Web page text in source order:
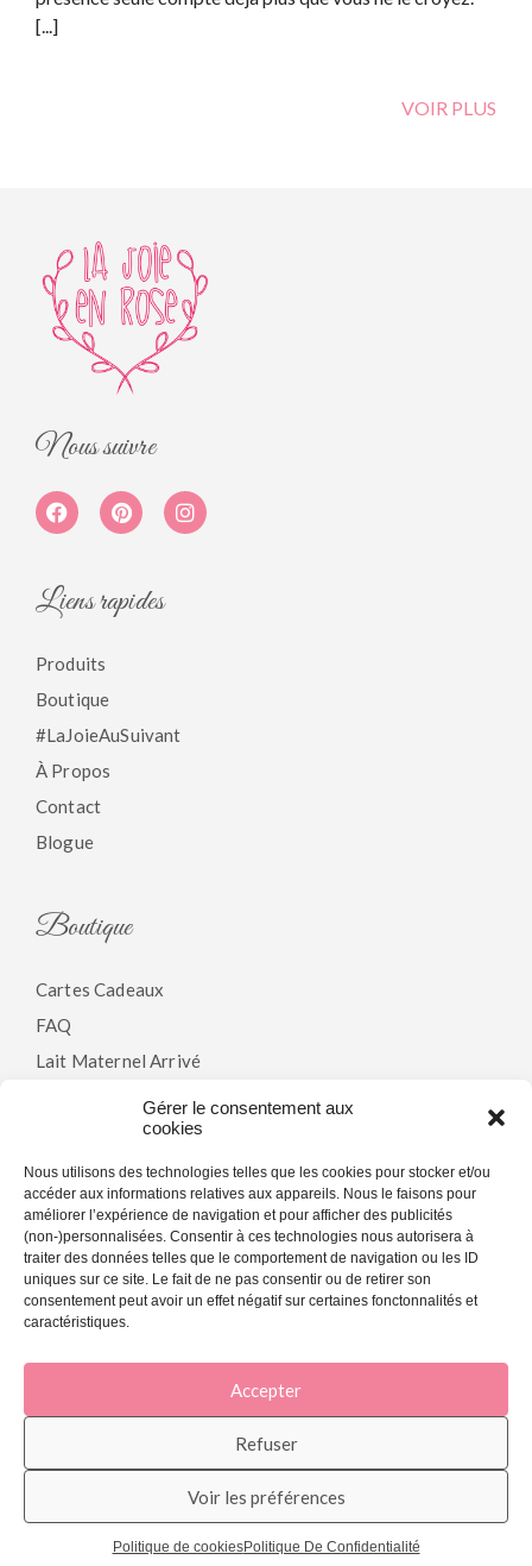
Gérer le consentement aux
cookies
Nous utilisons des technologies telles que les cookies pour stocker et/ou
accéder aux informations relatives aux appareils. Nous le faisons pour
améliorer l’expérience de navigation et pour afficher des publicités
(non-)personnalisées. Consentir à ces technologies nous autorisera à
traiter des données telles que le comportement de navigation ou les ID
uniques sur ce site. Le fait de ne pas consentir ou de retirer son
consentement peut avoir un effet négatif sur certaines fonctonnalités et
caractéristiques.
Accepter
Refuser
Voir les préférences
Politique de cookiesPolitique De Confidentialité
[...]
VOIR PLUS
Nous suivre
Liens rapides
Produits
Boutique
#LaJoieAuSuivant
À Propos
Contact
Blogue
Boutique
Cartes Cadeaux
FAQ
Lait Maternel Arrivé
Modalités & Conditions
Politique De Confidentialité
Politique De Cookies (CA)
© 2026 La Joie En Rose - Agence marketing web et SEO -
Web.